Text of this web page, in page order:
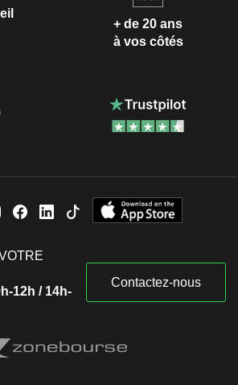
+ de 20 ans
à vos côtés
12h / 14h-
Contactez-nous